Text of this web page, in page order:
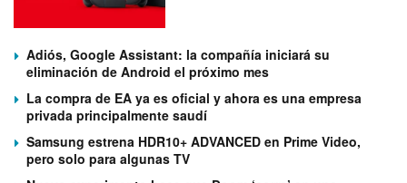
Adiós, Google Assistant: la compañía iniciará su
eliminación de Android el próximo mes
La compra de EA ya es oficial y ahora es una empresa
privada principalmente saudí
Samsung estrena HDR10+ ADVANCED en Prime Video,
pero solo para algunas TV